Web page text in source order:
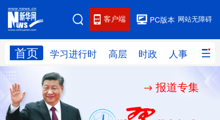
网站无障碍
PC版本
客户端
首页 学习进行时 高层 时政 人事 国际
网站地图
学习进行时 人事
国际 财经 网评
报道专集